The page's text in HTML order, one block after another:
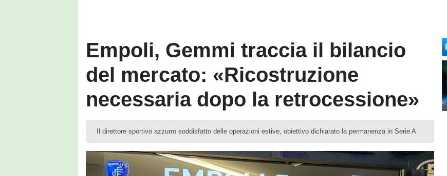
Empoli, Gemmi traccia il bilancio
del mercato: «Ricostruzione
necessaria dopo la retrocessione»
Il direttore sportivo azzurro soddisfatto delle operazioni estive, obiettivo dichiarato la permanenza in Serie A